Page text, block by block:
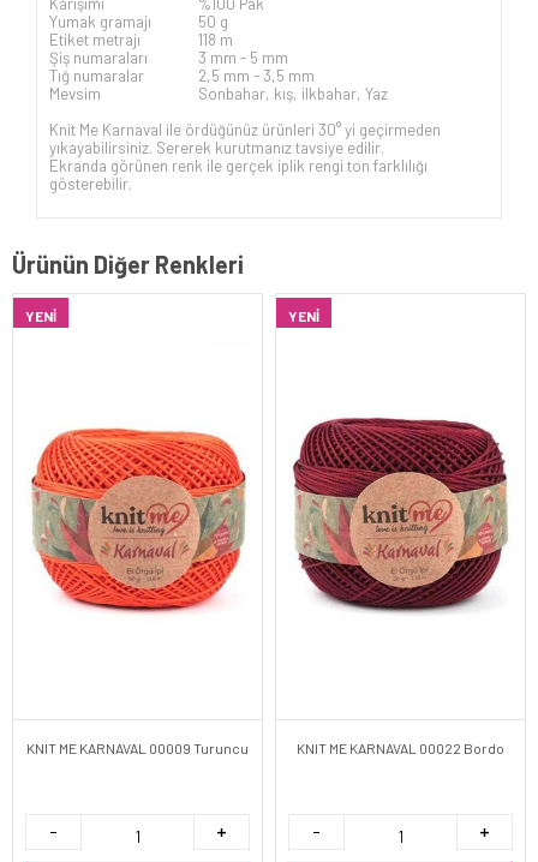
Yumak gramajı
50 g
Etiket metrajı
118 m
Şiş numaraları
3 mm - 5 mm
Tığ numaralar
2,5 mm - 3,5 mm
Mevsim
Sonbahar, kış, ilkbahar, Yaz
Knit Me Karnaval ile ördüğünüz ürünleri 30° yi geçirmeden
yıkayabilirsiniz. Sererek kurutmanız tavsiye edilir.
Ekranda görünen renk ile gerçek iplik rengi ton farklılığı
gösterebilir.
Ürünün Diğer Renkleri
YENI
KNIT ME KARNAVAL 00009 Turuncu
YENI
KNIT ME KARNAVAL 00022 Bordo